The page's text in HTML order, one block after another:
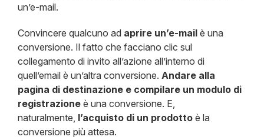
un’e-mail.
Convincere qualcuno ad aprire un’e-mail è una
conversione. Il fatto che facciano clic sul
collegamento di invito all’azione all’interno di
quell’email è un’altra conversione. Andare alla
pagina di destinazione e compilare un modulo di
registrazione è una conversione. E,
naturalmente, l’acquisto di un prodotto è la
conversione più attesa.